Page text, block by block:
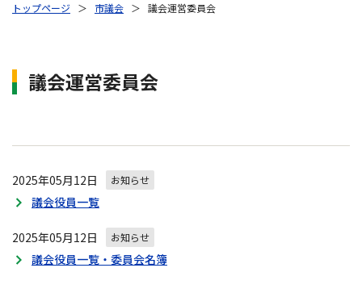
トップページ ＞ 市議会 ＞ 議会運営委員会
議会運営委員会
2025年05月12日 お知らせ
議会役員一覧
2025年05月12日 お知らせ
議会役員一覧・委員会名簿